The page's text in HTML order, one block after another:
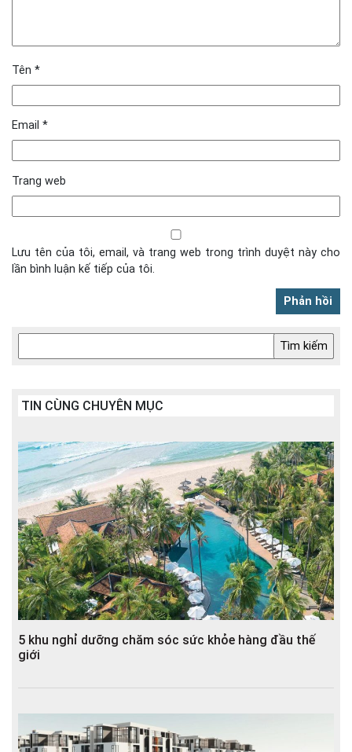
Tên *
Email *
Trang web
Lưu tên của tôi, email, và trang web trong trình duyệt này cho
lần bình luận kế tiếp của tôi.
TIN CÙNG CHUYÊN MỤC
5 khu nghỉ dưỡng chăm sóc sức khỏe hàng đầu thế
giới